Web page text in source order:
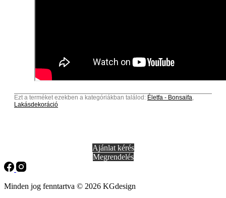
Ezt a terméket ezekben a kategóriákban találod: Életfa - Bonsaifa,
Lakásdekoráció
Ajánlat kérés
Megrendelés
Minden jog fenntartva © 2026 KGdesign